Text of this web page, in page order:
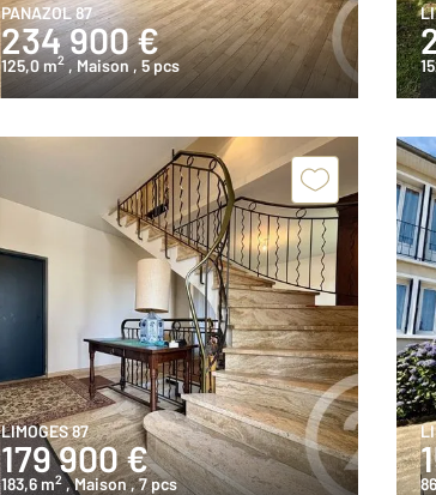
PANAZOL 87
234 900 €
125,0 m2 , Maison , 5 pcs
LIMOGES 87
179 900 €
183,6 m2 , Maison, 7 pcs